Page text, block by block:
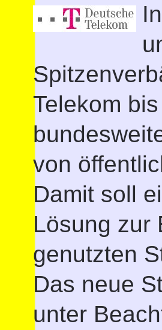
Telekom
von
Damit soll
Lösung zur
genutzten
Das neue
unter